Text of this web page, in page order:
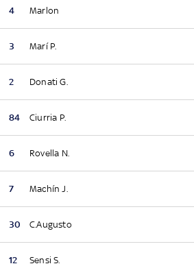
4 Marlon
3 Marí P.
2 Donati G.
84 Ciurria P.
6 Rovella N.
7 Machín J.
30 C.Augusto
12 Sensi S.